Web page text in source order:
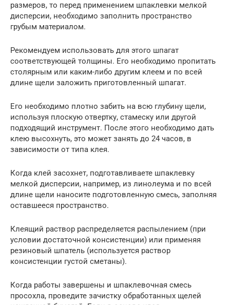
размеров, то перед применением шпаклевки мелкой
дисперсии, необходимо заполнить пространство
грубым материалом.
Рекомендуем использовать для этого шпагат
соответствующей толщины. Его необходимо пропитать
столярным или каким-либо другим клеем и по всей
длине щели заложить приготовленный шпагат.
Его необходимо плотно забить на всю глубину щели,
используя плоскую отвертку, стамеску или другой
подходящий инструмент. После этого необходимо дать
клею высохнуть, это может занять до 24 часов, в
зависимости от типа клея.
Когда клей засохнет, подготавливаете шпаклевку
мелкой дисперсии, например, из линолеума и по всей
длине щели наносите подготовленную смесь, заполняя
оставшееся пространство.
Клеящий раствор распределяется распылением (при
условии достаточной консистенции) или применяя
резиновый шпатель (используется раствор
консистенции густой сметаны).
Когда работы завершены и шпаклевочная смесь
просохла, проведите зачистку обработанных щелей